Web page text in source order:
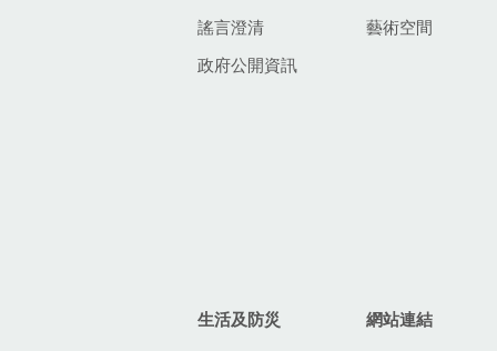
謠言澄清
政府公開資訊
藝術空間
生活及防災 網站連結